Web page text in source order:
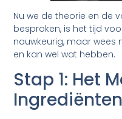
Nu we de theorie en de
besproken, is het tijd
nauwkeurig, maar wees
en kan wel wat hebben.
Stap 1: Het
Ingrediënten